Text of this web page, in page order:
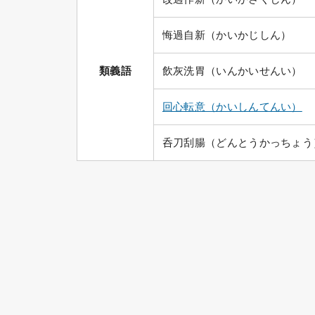
類義語
悔過自新（かいかじしん）
飲灰洗胃（いんかいせんい）
回心転意（かいしんてんい）
呑刀刮腸（どんとうかっちょう